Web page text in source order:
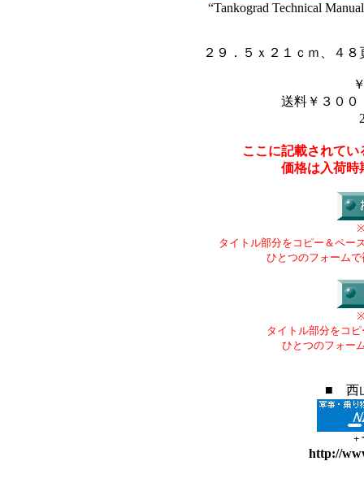
“Tankograd Technical
２９．５ｘ２１ｃｍ、４
送料￥３００
ここに記載されて
価格は入荷時
タイトル部分をコピー＆ペー
ひとつのフォーム
タイトル部分をコ
ひとつのフォー
■ 西
+
http://